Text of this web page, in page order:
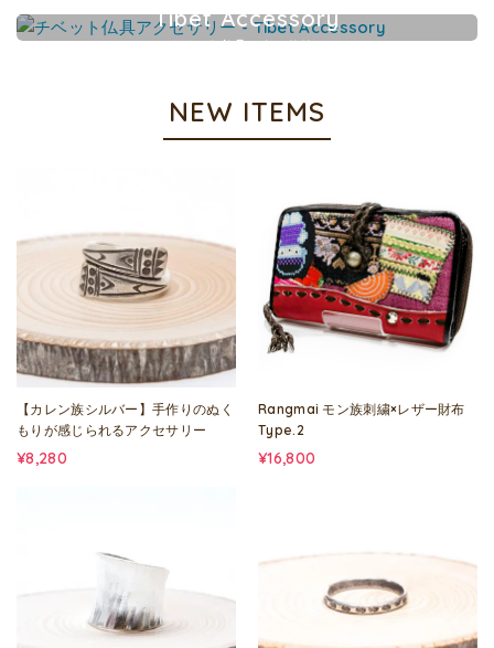
Tibet Accessory
チベット仏具アクセサリー
NEW ITEMS
【カレン族シルバー】手作りのぬく
もりが感じられるアクセサリー
¥8,280
Rangmai モン族刺繍×レザー財布
Type.2
¥16,800